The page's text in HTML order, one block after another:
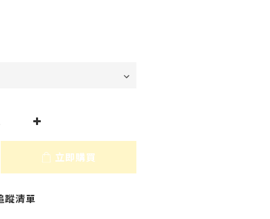
立即購買
蹤清單